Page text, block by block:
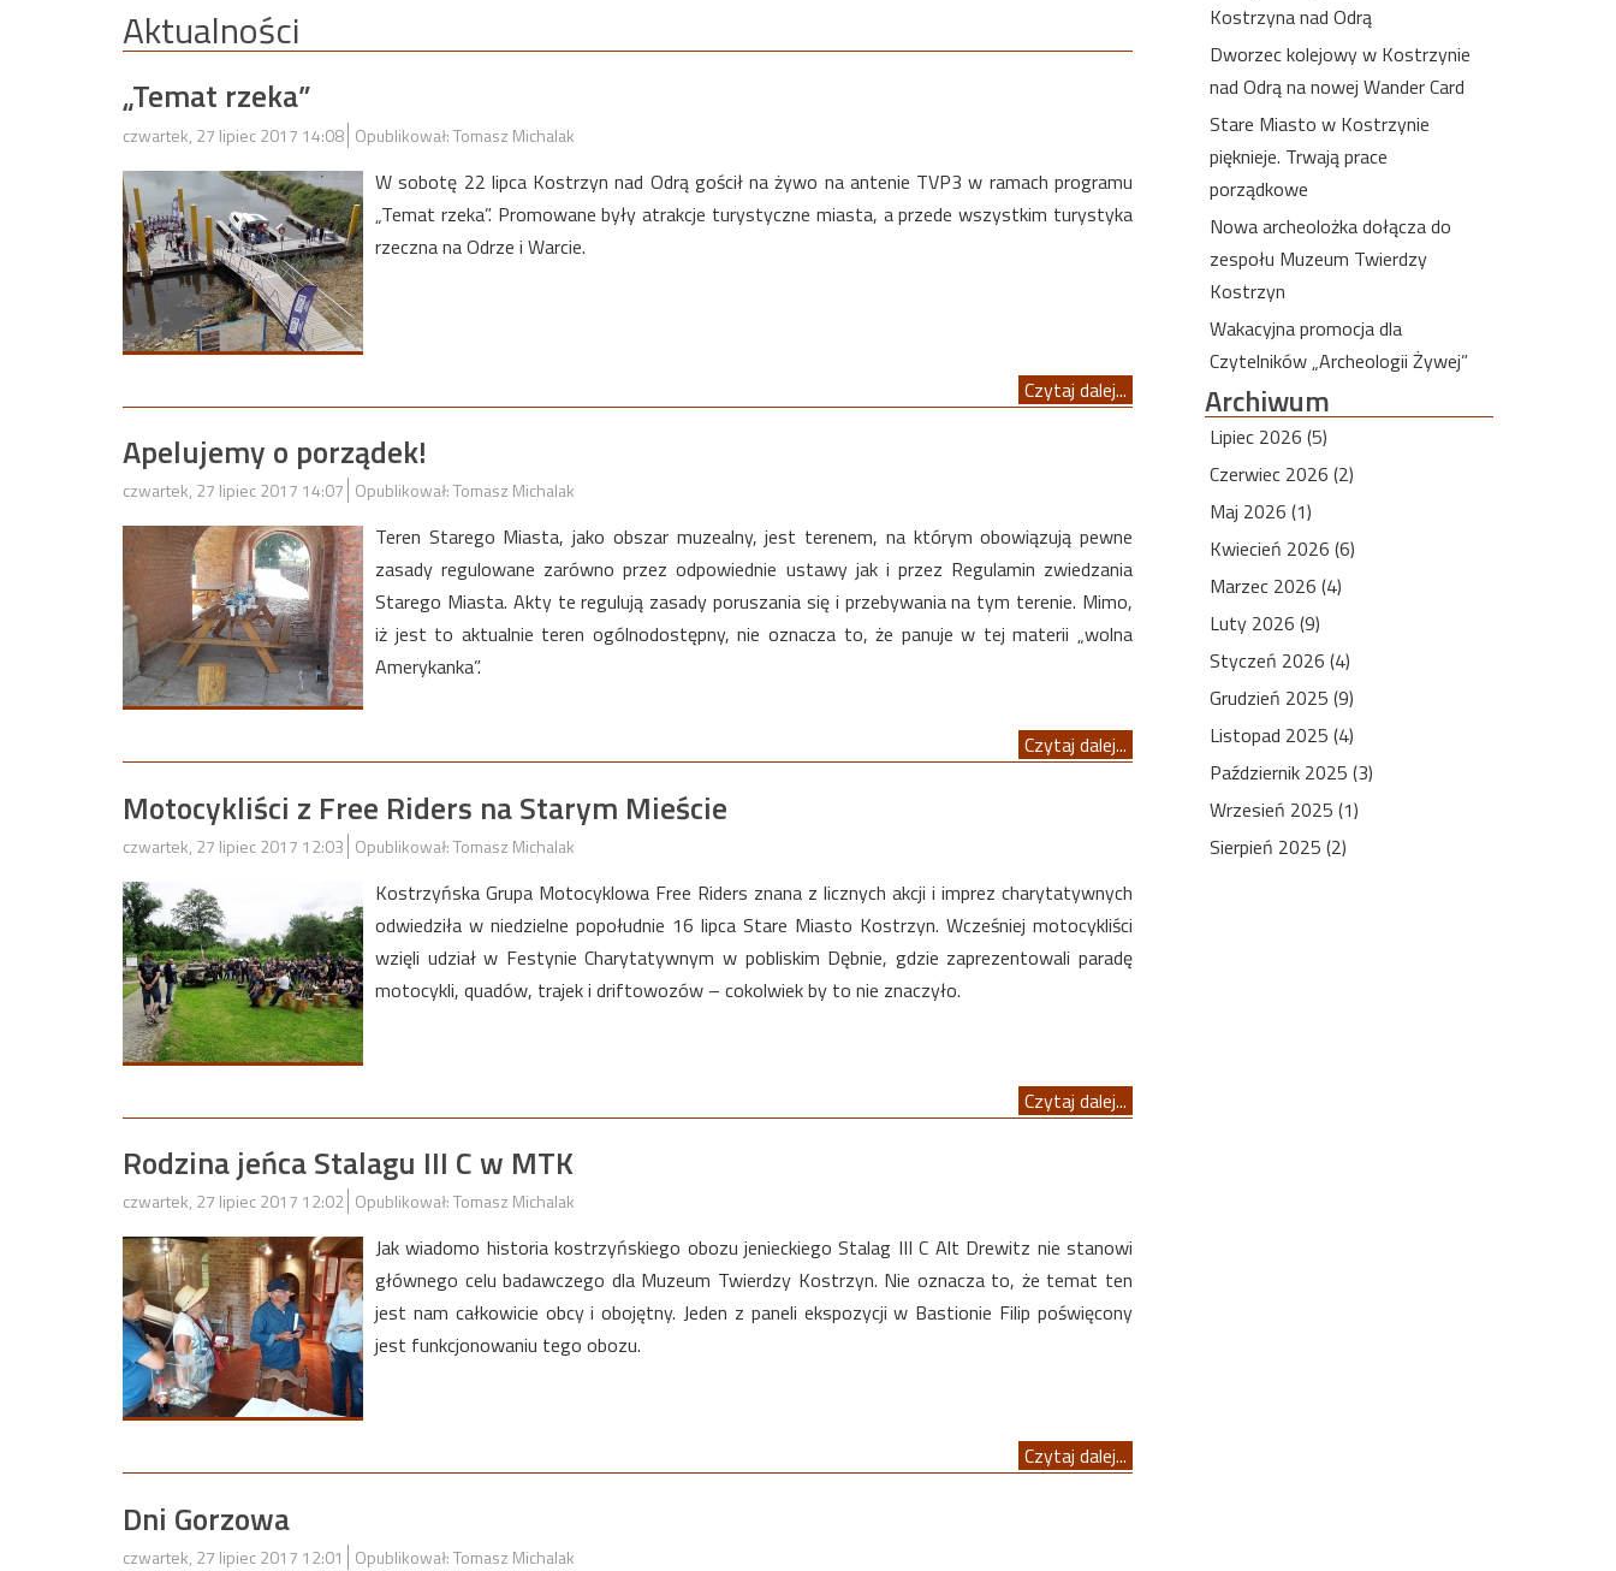
Aktualności
„Temat rzeka”
czwartek, 27 lipiec 2017 14:08 Opublikował: Tomasz Michalak
W sobotę 22 lipca Kostrzyn nad Odrą gościł na żywo na antenie TVP3 w ramach programu
„Temat rzeka”. Promowane były atrakcje turystyczne miasta, a przede wszystkim turystyka
rzeczna na Odrze i Warcie.
Czytaj dalej...
Apelujemy o porządek!
czwartek, 27 lipiec 2017 14:07 Opublikował: Tomasz Michalak
Teren Starego Miasta, jako obszar muzealny, jest terenem, na którym obowiązują pewne
zasady regulowane zarówno przez odpowiednie ustawy jak i przez Regulamin zwiedzania
Starego Miasta. Akty te regulują zasady poruszania się i przebywania na tym terenie. Mimo,
iż jest to aktualnie teren ogólnodostępny, nie oznacza to, że panuje w tej materii „wolna
Amerykanka”.
Czytaj dalej...
Motocykliści z Free Riders na Starym Mieście
czwartek, 27 lipiec 2017 12:03 Opublikował: Tomasz Michalak
Kostrzyńska Grupa Motocyklowa Free Riders znana z licznych akcji i imprez charytatywnych
odwiedziła w niedzielne popołudnie 16 lipca Stare Miasto Kostrzyn. Wcześniej motocykliści
wzięli udział w Festynie Charytatywnym w pobliskim Dębnie, gdzie zaprezentowali paradę
motocykli, quadów, trajek i driftowozów – cokolwiek by to nie znaczyło.
Czytaj dalej...
Rodzina jeńca Stalagu III C w MTK
czwartek, 27 lipiec 2017 12:02 Opublikował: Tomasz Michalak
Jak wiadomo historia kostrzyńskiego obozu jenieckiego Stalag III C Alt Drewitz nie stanowi
głównego celu badawczego dla Muzeum Twierdzy Kostrzyn. Nie oznacza to, że temat ten
jest nam całkowicie obcy i obojętny. Jeden z paneli ekspozycji w Bastionie Filip poświęcony
jest funkcjonowaniu tego obozu.
Czytaj dalej...
Dni Gorzowa
czwartek, 27 lipiec 2017 12:01 Opublikował: Tomasz Michalak
Kostrzyna nad Odrą
Dworzec kolejowy w Kostrzynie
nad Odrą na nowej Wander Card
Stare Miasto w Kostrzynie
pięknieje. Trwają prace
porządkowe
Nowa archeolożka dołącza do
zespołu Muzeum Twierdzy
Kostrzyn
Wakacyjna promocja dla
Czytelników „Archeologii Żywej”
Archiwum
Lipiec 2026 (5)
Czerwiec 2026 (2)
Maj 2026 (1)
Kwiecień 2026 (6)
Marzec 2026 (4)
Luty 2026 (9)
Styczeń 2026 (4)
Grudzień 2025 (9)
Listopad 2025 (4)
Październik 2025 (3)
Wrzesień 2025 (1)
Sierpień 2025 (2)